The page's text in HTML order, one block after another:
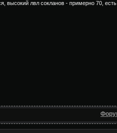
высокий лвл сокланов - примерно 70,